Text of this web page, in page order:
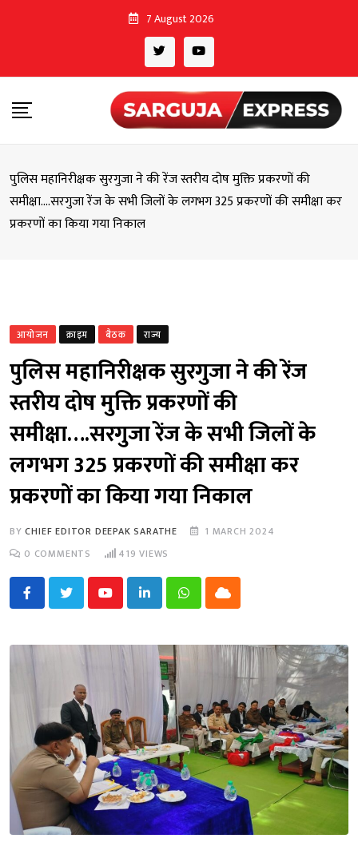
7 August 2026
पुलिस महानिरीक्षक सुरगुजा ने की रेंज स्तरीय दोष मुक्ति प्रकरणों की
समीक्षा….सरगुजा रेंज के सभी जिलों के लगभग 325 प्रकरणों की समीक्षा कर
प्रकरणों का किया गया निकाल
आयोजन क्राइम बैठक राज्य
पुलिस महानिरीक्षक सुरगुजा ने की रेंज
स्तरीय दोष मुक्ति प्रकरणों की
समीक्षा….सरगुजा रेंज के सभी जिलों के
लगभग 325 प्रकरणों की समीक्षा कर
प्रकरणों का किया गया निकाल
BYCHIEF EDITOR DEEPAK SARATHE
1 MARCH 2024
0 COMMENTS 419 VIEWS
YoutubeLinkedInWhatsappCloud